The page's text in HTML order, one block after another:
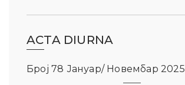
ACTA DIURNA
Број 78 Јануар/ Новембар 2025